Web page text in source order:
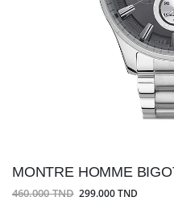
MONTRE HOMME
460.000 TND 299.000 TND